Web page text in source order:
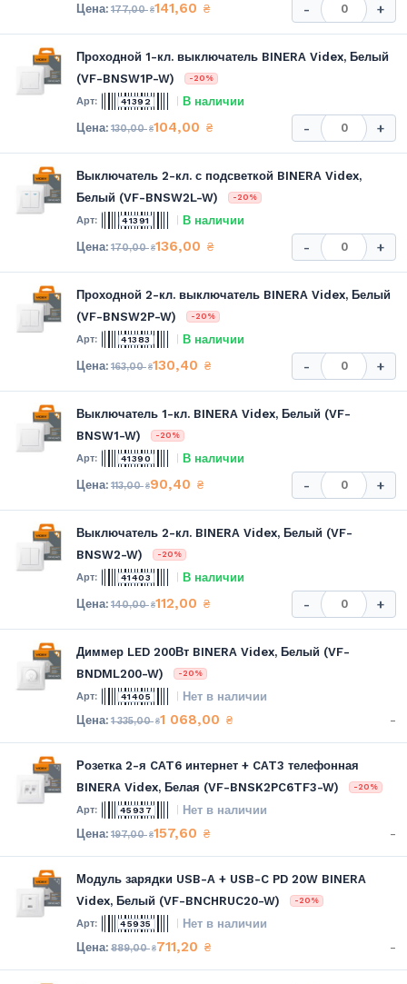
177,00₴141,60 ₴ - +
Проходной 1-кл. выключатель BINERA Videx, Белый
(VF-BNSW1P-W)
-20%
41392 В наличии
130,00₴104,00 ₴ - +
Выключатель 2-кл. с подсветкой BINERA Videx,
Белый (VF-BNSW2L-W)
-20%
41391 В наличии
170,00₴136,00 ₴ - +
Проходной 2-кл. выключатель BINERA Videx, Белый
(VF-BNSW2P-W)
-20%
41383 В наличии
163,00₴130,40 ₴ - +
Выключатель 1-кл. BINERA Videx, Белый (VF-
BNSW1-W)
-20%
41390 В наличии
113,00₴90,40 ₴ - +
Выключатель 2-кл. BINERA Videx, Белый (VF-
BNSW2-W)
-20%
41403 В наличии
140,00₴112,00 ₴ - +
Диммер LED 200Вт BINERA Videx, Белый (VF-
BNDML200-W)
-20%
41405 Нет в наличии
1 335,00₴1 068,00 ₴ -
Розетка 2-я CAT6 интернет + CAT3 телефонная
BINERA Videx, Белая (VF-BNSK2PC6TF3-W)
-20%
45937 Нет в наличии
197,00₴157,60 ₴ -
Модуль зарядки USB-A + USB-C PD 20W BINERA
Videx, Белый (VF-BNCHRUC20-W)
-20%
45935 Нет в наличии
889,00₴711,20 ₴ -